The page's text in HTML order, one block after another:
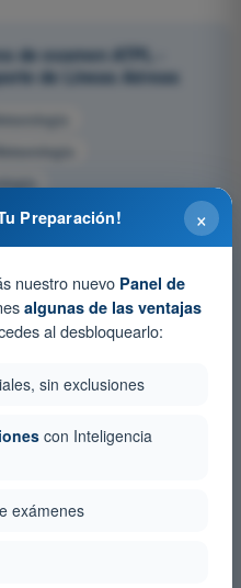
de examen ATPL -
de Líneas Aéreas
×
Preparación!
nuestro nuevo Panel de
algunas de las ventajas
al desbloquearlo:
sin exclusiones
con Inteligencia
exámenes